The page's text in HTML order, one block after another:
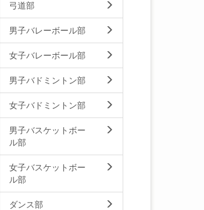
弓道部
男子バレーボール部
女子バレーボール部
男子バドミントン部
女子バドミントン部
男子バスケットボー
ル部
女子バスケットボー
ル部
ダンス部